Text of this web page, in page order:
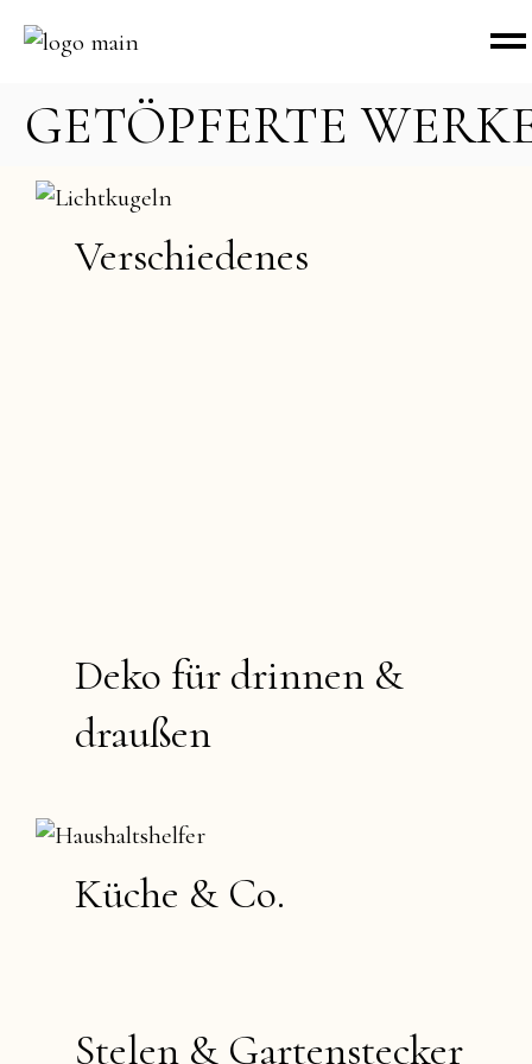
GETÖPFERTE
Verschiedenes
Deko für drinnen &
draußen
Küche & Co.
Stelen & Gartenstecker